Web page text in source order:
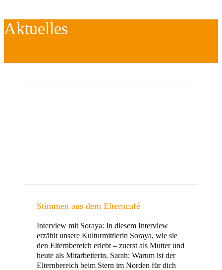
Zentrum für
und Familie
Aktuelles
Stimmen aus dem Elterncafé
Interview mit Soraya: In diesem Interview
erzählt unsere Kulturmittlerin Soraya, wie sie
den Elternbereich erlebt – zuerst als Mutter und
heute als Mitarbeiterin. Sarah: Warum ist der
Elternbereich beim Stern im Norden für dich